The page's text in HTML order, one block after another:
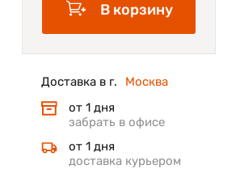
В корзину
Доставка в г.
Москва
от 1 дня
забрать в офисе
от 1 дня
доставка курьером